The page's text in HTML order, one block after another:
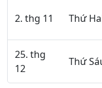
2. thg 11 Thứ
25. thg
12
Thứ